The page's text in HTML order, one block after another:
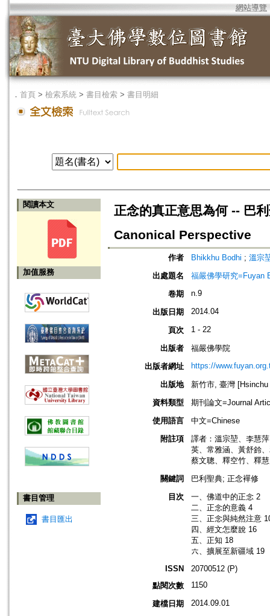
網站導覽
． 首頁 > 檢索系統 > 書目檢索 > 書目明細
閱讀本文
加值服務
書目管理
書目匯出
正念的真正意思為何 -- 巴
Canonical Perspective
作者 Bhikkhu Bodhi ; 溫宗
出處題名
福嚴佛學研究=Fuyan
卷期
n.9
出版日期 2014.04
頁次 1 - 22
出版者
福嚴佛學院
出版者網址
https://
出版地
新竹市, 臺灣
資料類型
期刊論文=Journal
使用語言
中文=Chinese
附註項
譯者：溫宗堃、李慧
英、常雅涵、黃舒鈴
蔡文聰、釋空竹、釋
關鍵詞
巴利聖典; 正念襌修
目次
一、佛道中的正念 2
二、正念的意義 4
三、正念與純然注意
四、經文怎麼說 16
五、正知 18
六、擴展至新疆域 19
ISSN
20700512 (P)
點閱次數
1150
建檔日期 2014.09.01